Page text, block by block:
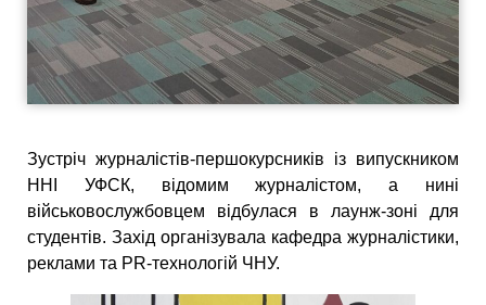
Зустріч журналістів-першокурсників із випускником
ННІ УФСК, відомим журналістом, а нині
військовослужбовцем відбулася в лаунж-зоні для
студентів. Захід організувала кафедра журналістики,
реклами та PR-технологій ЧНУ.